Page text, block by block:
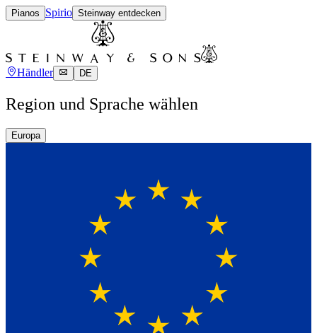
Pianos Spirio Steinway entdecken
Händler DE
Region und Sprache wählen
Europa